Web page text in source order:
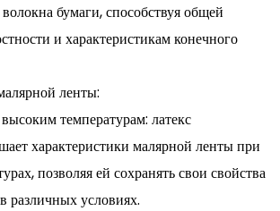
бумаги, способствуя общей
и характеристикам конечного
ленты:
температурам: латекс
характеристики малярной ленты при
позволяя ей сохранять свои свойства
различных условиях.